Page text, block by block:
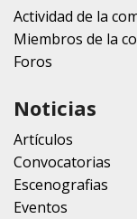
Actividad de la
Miembros de la
Foros
Noticias
Artículos
Convocatorias
Escenografias
Eventos